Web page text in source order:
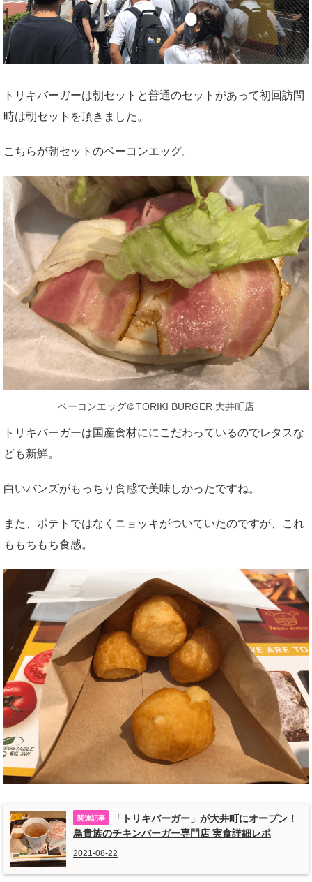
トリキバーガーは朝セットと普通のセットがあって初回訪問
時は朝セットを頂きました。
こちらが朝セットのベーコンエッグ。
ベーコンエッグ＠TORIKI BURGER 大井町店
トリキバーガーは国産食材ににこだわっているのでレタスな
ども新鮮。
白いバンズがもっちり食感で美味しかったですね。
また、ポテトではなくニョッキがついていたのですが、これ
ももちもち食感。
「トリキバーガー」が大井町にオープン！
鳥貴族のチキンバーガー専門店 実食詳細レポ
2021-08-22